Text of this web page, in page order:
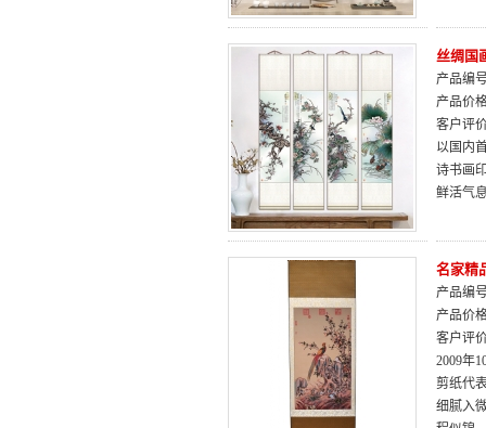
丝绸国
产品编
产品价
客户评
以国内
诗书画
鲜活气
名家精
产品编
产品价
客户评
2009年
剪纸代
细腻入